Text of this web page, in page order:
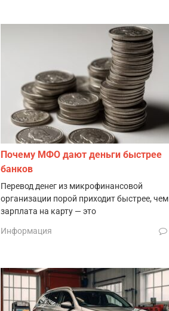
Почему МФО дают деньги быстрее
банков
Перевод денег из микрофинансовой
организации порой приходит быстрее, чем
зарплата на карту — это
Информация